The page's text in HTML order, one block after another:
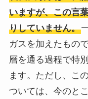
いますが、この言
りしていません。
ガスを加えたもの
層を通る過程で特
ます。ただし、こ
ついては、今のと